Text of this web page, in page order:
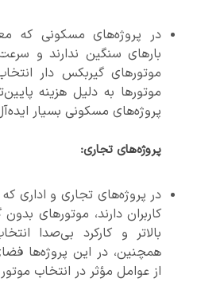
در پروژه‌های مسکونی که
بارهای سنگین ندارند و
موتورهای گیربکس دار
موتورها به دلیل هزینه
پروژه‌های مسکونی بسیار
پروژه‌های تجاری:
در پروژه‌های تجاری و اداری
کاربران دارند، موتورهای
بالاتر و کارکرد بی‌صدا
همچنین، در این پروژه‌ها
از عوامل مؤثر در انتخاب